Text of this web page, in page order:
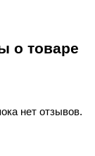
о товаре
нет отзывов.